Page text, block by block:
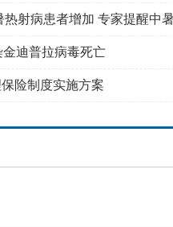
射病患者增加 专家提醒中
迪普拉病毒死亡
险制度实施方案